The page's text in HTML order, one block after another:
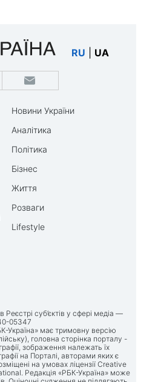
RU UA
Новини України
Аналітика
Політика
Бізнес
Життя
Розваги
Lifestyle
Реєстрі суб’єктів у сфері медіа —
05347
Україна» має тримовну версію
головна сторінка порталу -
зображення належать їх
на Порталі, авторами яких є
на умовах ліцензії Creative
Редакція «РБК-Україна» може